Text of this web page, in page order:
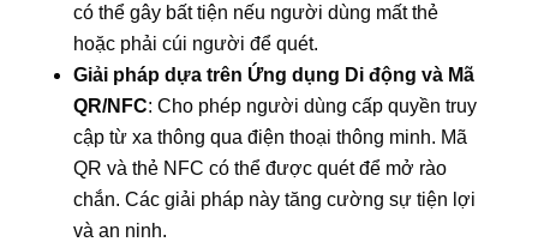
có thể gây bất tiện nếu người dùng mất thẻ
hoặc phải cúi người để quét.
Giải pháp dựa trên Ứng dụng Di động và Mã
QR/NFC: Cho phép người dùng cấp quyền truy
cập từ xa thông qua điện thoại thông minh. Mã
QR và thẻ NFC có thể được quét để mở rào
chắn. Các giải pháp này tăng cường sự tiện lợi
và an ninh.